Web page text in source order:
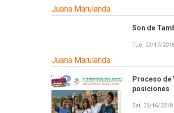
Juana Marulanda
Son de
Tue, 07/17/
Juana Marulanda
Proceso de
posiciones
Sat, 06/16/2018